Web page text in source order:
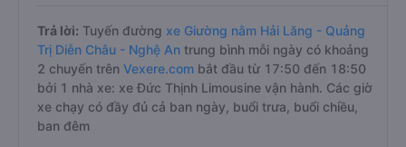
Trả lời: Tuyến đường xe Giường nằm Hải Lăng - Quảng
Trị Diễn Châu - Nghệ An trung bình mỗi ngày có khoảng
2 chuyến trên Vexere.com bắt đầu từ 17:50 đến 18:50
bởi 1 nhà xe: xe Đức Thịnh Limousine vận hành. Các giờ
xe chạy có đầy đủ cả ban ngày, buổi trưa, buổi chiều,
ban đêm